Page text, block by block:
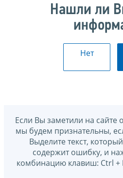
Нашли ли
Нет
Если Вы заметили на сайте
мы будем признательны,
Выделите текст,
содержит ошибку, и
комбинацию клавиш: Ctrl +